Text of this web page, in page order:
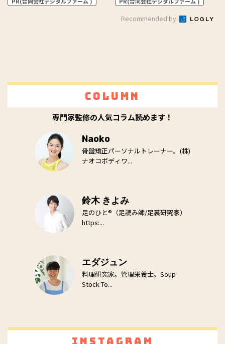
Recommended by
Column
専門家監修の人気コラム読めます！
Naoko
骨盤矯正パーソナルトレーナー。(株)
ナオコボディワ...
鈴木 きよみ
足のひと®（足読み師/足裏研究家）
https:...
エダジュン
料理研究家。管理栄養士。Soup
Stock To...